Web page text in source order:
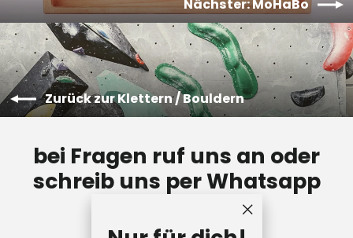
Nächster: MoHaBo
Zurück zur Klettern / Bouldern
bei Fragen ruf uns an oder
schreib uns per Whatsapp